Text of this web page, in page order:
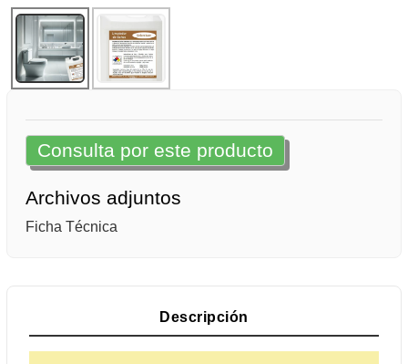
Consulta por este producto
Archivos adjuntos
Ficha Técnica
Descripción